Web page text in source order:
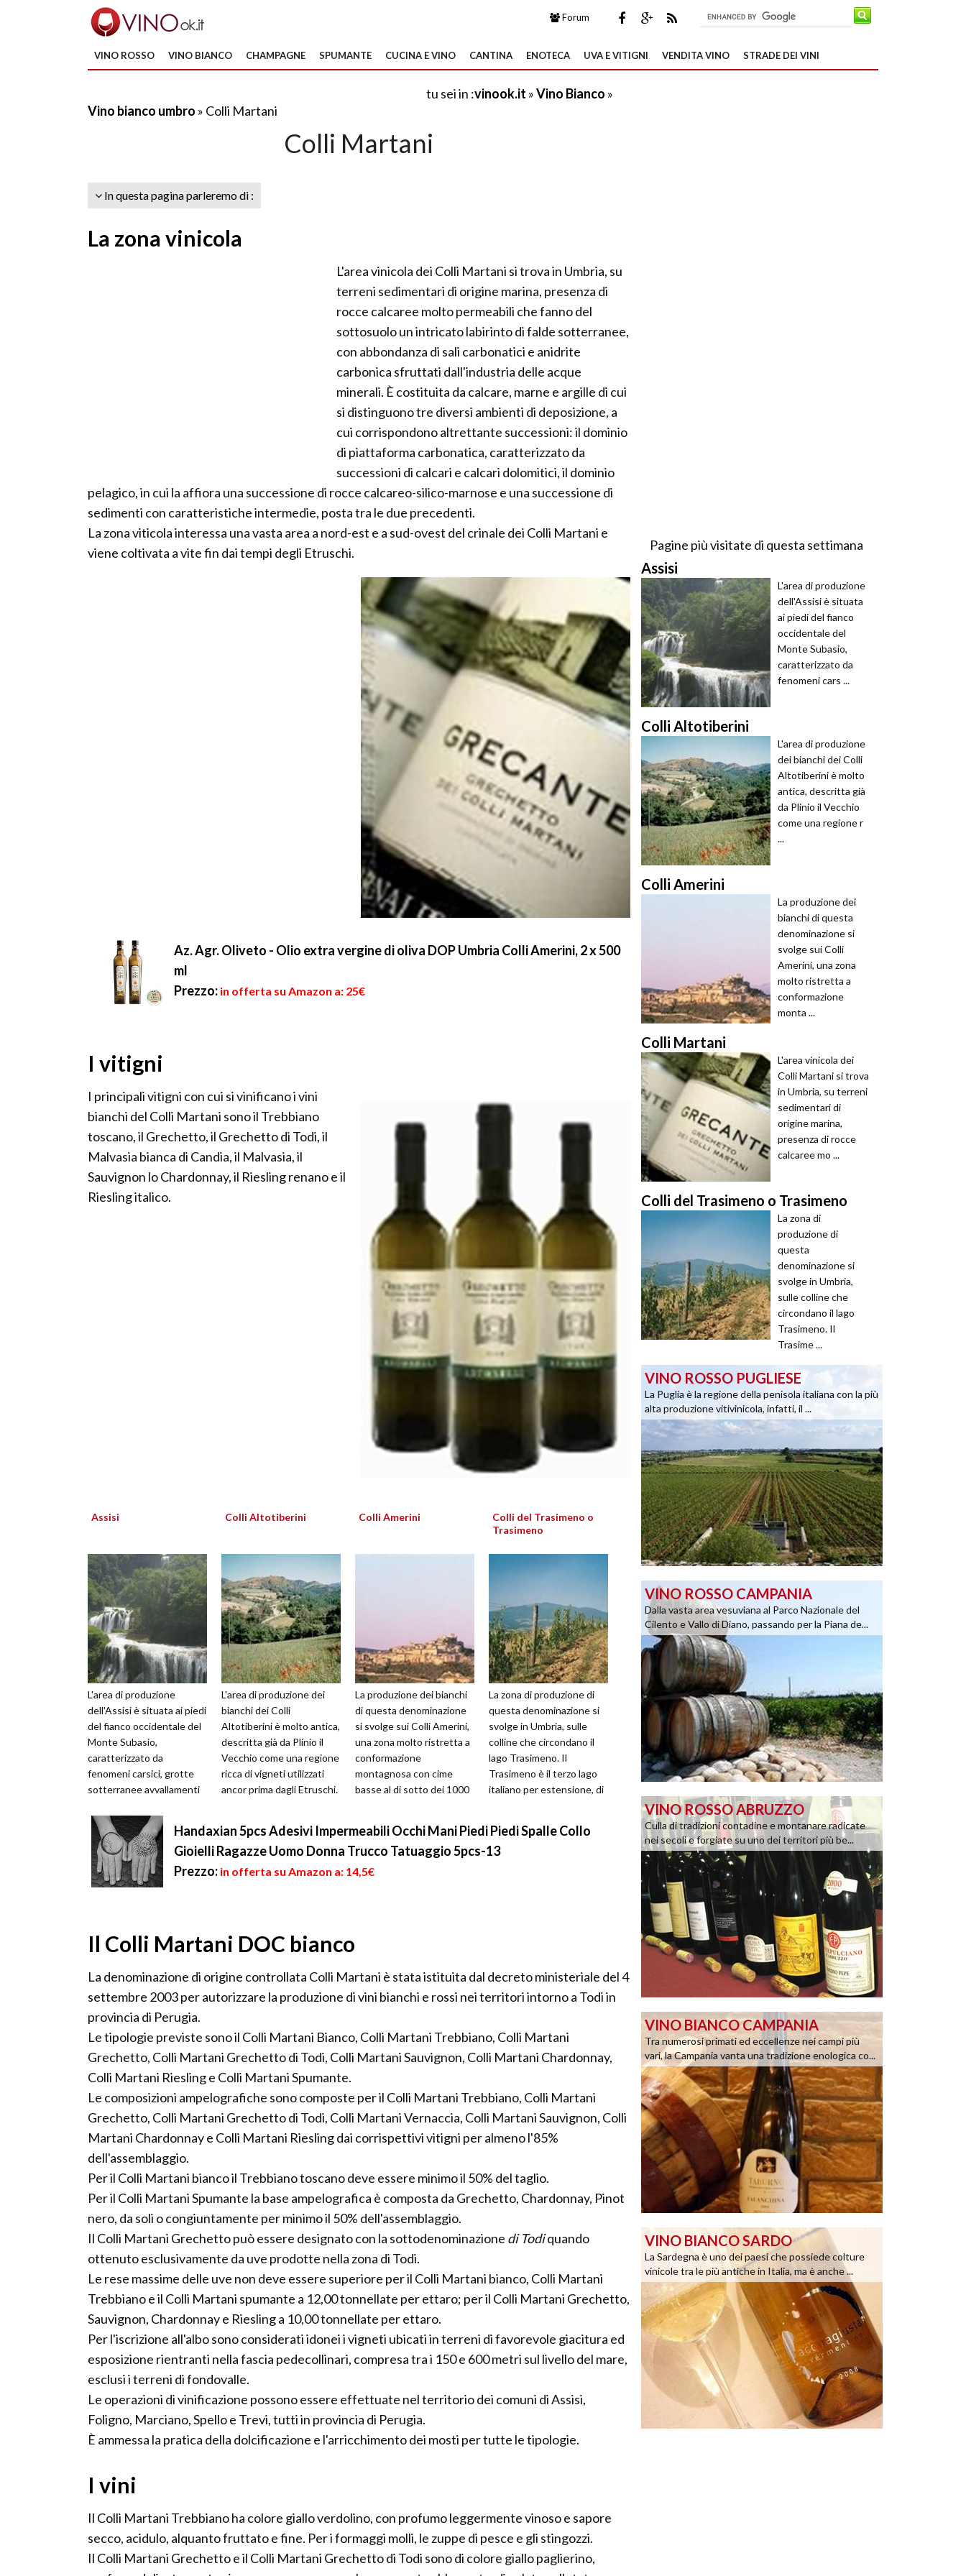
Forum
VINO ROSSO VINO BIANCO CHAMPAGNE SPUMANTE CUCINA E VINO CANTINA ENOTECA UVA E VITIGNI VENDITA VINO STRADE DEI VINI
tu sei in :vinook.it »Vino Bianco »
Vino bianco umbro » Colli Martani
Colli Martani
In questa pagina parleremo di :
La zona vinicola
L'area vinicola dei Colli Martani si trova in Umbria, su
terreni sedimentari di origine marina, presenza di
rocce calcaree molto permeabili che fanno del
sottosuolo un intricato labirinto di falde sotterranee,
con abbondanza di sali carbonatici e anidrite
carbonica sfruttati dall'industria delle acque
minerali. È costituita da calcare, marne e argille di cui
si distinguono tre diversi ambienti di deposizione, a
cui corrispondono altrettante successioni: il dominio
di piattaforma carbonatica, caratterizzato da
successioni di calcari e calcari dolomitici, il dominio
pelagico, in cui la affiora una successione di rocce calcareo-silico-marnose e una successione di
sedimenti con caratteristiche intermedie, posta tra le due precedenti.
La zona viticola interessa una vasta area a nord-est e a sud-ovest del crinale dei Colli Martani e
viene coltivata a vite fin dai tempi degli Etruschi.
Az. Agr. Oliveto - Olio extra vergine di oliva DOP Umbria Colli Amerini, 2 x 500
ml
Prezzo: in offerta su Amazon a: 25€
I vitigni
I principali vitigni con cui si vinificano i vini
bianchi del Colli Martani sono il Trebbiano
toscano, il Grechetto, il Grechetto di Todi, il
Malvasia bianca di Candia, il Malvasia, il
Sauvignon lo Chardonnay, il Riesling renano e il
Riesling italico.
Assisi
L'area di produzione
dell'Assisi è situata ai piedi
del fianco occidentale del
Monte Subasio,
caratterizzato da
fenomeni carsici, grotte
sotterranee avvallamenti
con notevo...
Colli Altotiberini
L'area di produzione dei
bianchi dei Colli
Altotiberini è molto antica,
descritta già da Plinio il
Vecchio come una regione
ricca di vigneti utilizzati
ancor prima dagli Etruschi.
Colli Amerini
La produzione dei bianchi
di questa denominazione
si svolge sui Colli Amerini,
una zona molto ristretta a
conformazione
montagnosa con cime
basse al di sotto dei 1000
Colli del Trasimeno o
Trasimeno
La zona di produzione di
questa denominazione si
svolge in Umbria, sulle
colline che circondano il
lago Trasimeno. Il
Trasimeno è il terzo lago
italiano per estensione, di
Handaxian 5pcs Adesivi Impermeabili Occhi Mani Piedi Piedi Spalle Collo
Gioielli Ragazze Uomo Donna Trucco Tatuaggio 5pcs-13
Prezzo: in offerta su Amazon a: 14,5€
Il Colli Martani DOC bianco
La denominazione di origine controllata Colli Martani è stata istituita dal decreto ministeriale del 4
settembre 2003 per autorizzare la produzione di vini bianchi e rossi nei territori intorno a Todi in
provincia di Perugia.
Le tipologie previste sono il Colli Martani Bianco, Colli Martani Trebbiano, Colli Martani
Grechetto, Colli Martani Grechetto di Todi, Colli Martani Sauvignon, Colli Martani Chardonnay,
Colli Martani Riesling e Colli Martani Spumante.
Le composizioni ampelografiche sono composte per il Colli Martani Trebbiano, Colli Martani
Grechetto, Colli Martani Grechetto di Todi, Colli Martani Vernaccia, Colli Martani Sauvignon, Colli
Martani Chardonnay e Colli Martani Riesling dai corrispettivi vitigni per almeno l'85%
dell'assemblaggio.
Per il Colli Martani bianco il Trebbiano toscano deve essere minimo il 50% del taglio.
Per il Colli Martani Spumante la base ampelografica è composta da Grechetto, Chardonnay, Pinot
nero, da soli o congiuntamente per minimo il 50% dell'assemblaggio.
Il Colli Martani Grechetto può essere designato con la sottodenominazione di Todiquando
ottenuto esclusivamente da uve prodotte nella zona di Todi.
Le rese massime delle uve non deve essere superiore per il Colli Martani bianco, Colli Martani
Trebbiano e il Colli Martani spumante a 12,00 tonnellate per ettaro; per il Colli Martani Grechetto,
Sauvignon, Chardonnay e Riesling a 10,00 tonnellate per ettaro.
Per l'iscrizione all'albo sono considerati idonei i vigneti ubicati in terreni di favorevole giacitura ed
esposizione rientranti nella fascia pedecollinari, compresa tra i 150 e 600 metri sul livello del mare,
esclusi i terreni di fondovalle.
Le operazioni di vinificazione possono essere effettuate nel territorio dei comuni di Assisi,
Foligno, Marciano, Spello e Trevi, tutti in provincia di Perugia.
È ammessa la pratica della dolcificazione e l'arricchimento dei mosti per tutte le tipologie.
I vini
Il Colli Martani Trebbiano ha colore giallo verdolino, con profumo leggermente vinoso e sapore
secco, acidulo, alquanto fruttato e fine. Per i formaggi molli, le zuppe di pesce e gli stingozzi.
Il Colli Martani Grechetto e il Colli Martani Grechetto di Todi sono di colore giallo paglierino,
Pagine più visitate di questa settimana
Assisi
L'area di produzione
dell'Assisi è situata
ai piedi del fianco
occidentale del
Monte Subasio,
caratterizzato da
fenomeni cars ...
Colli Altotiberini
L'area di produzione
dei bianchi dei Colli
Altotiberini è molto
antica, descritta già
da Plinio il Vecchio
come una regione r
...
Colli Amerini
La produzione dei
bianchi di questa
denominazione si
svolge sui Colli
Amerini, una zona
molto ristretta a
conformazione
monta ...
Colli Martani
L'area vinicola dei
Colli Martani si trova
in Umbria, su terreni
sedimentari di
origine marina,
presenza di rocce
calcaree mo ...
Colli del Trasimeno o Trasimeno
La zona di
produzione di
questa
denominazione si
svolge in Umbria,
sulle colline che
circondano il lago
Trasimeno. Il
Trasime ...
VINO ROSSO PUGLIESE
La Puglia è la regione della penisola italiana con la più
alta produzione vitivinicola, infatti, il ...
VINO ROSSO CAMPANIA
Dalla vasta area vesuviana al Parco Nazionale del
Cilento e Vallo di Diano, passando per la Piana de...
VINO ROSSO ABRUZZO
Culla di tradizioni contadine e montanare radicate
nei secoli e forgiate su uno dei territori più be...
VINO BIANCO CAMPANIA
Tra numerosi primati ed eccellenze nei campi più
vari, la Campania vanta una tradizione enologica co...
VINO BIANCO SARDO
La Sardegna è uno dei paesi che possiede colture
vinicole tra le più antiche in Italia, ma è anche ...